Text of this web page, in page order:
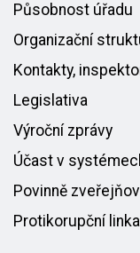
Působnost úřadu
Organizační
Kontakty,
Legislativa
Výroční zprávy
Účast v
Povinně
Protikorupční linka